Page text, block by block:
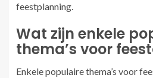
feestplanning.
Wat zijn enkele
thema’s voor
Enkele populaire thema’s voor